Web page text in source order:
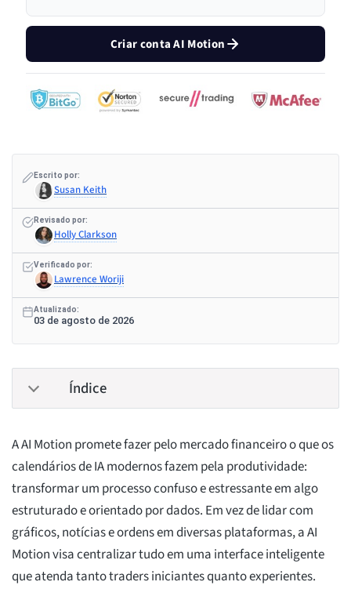
Criar conta AI Motion
Escrito por:
Susan Keith
Revisado por:
Holly Clarkson
Verificado por:
Lawrence Woriji
Atualizado:
03 de agosto de 2026
Índice
A AI Motion promete fazer pelo mercado financeiro o que os
calendários de IA modernos fazem pela produtividade:
transformar um processo confuso e estressante em algo
estruturado e orientado por dados. Em vez de lidar com
gráficos, notícias e ordens em diversas plataformas, a AI
Motion visa centralizar tudo em uma interface inteligente
que atenda tanto traders iniciantes quanto experientes.